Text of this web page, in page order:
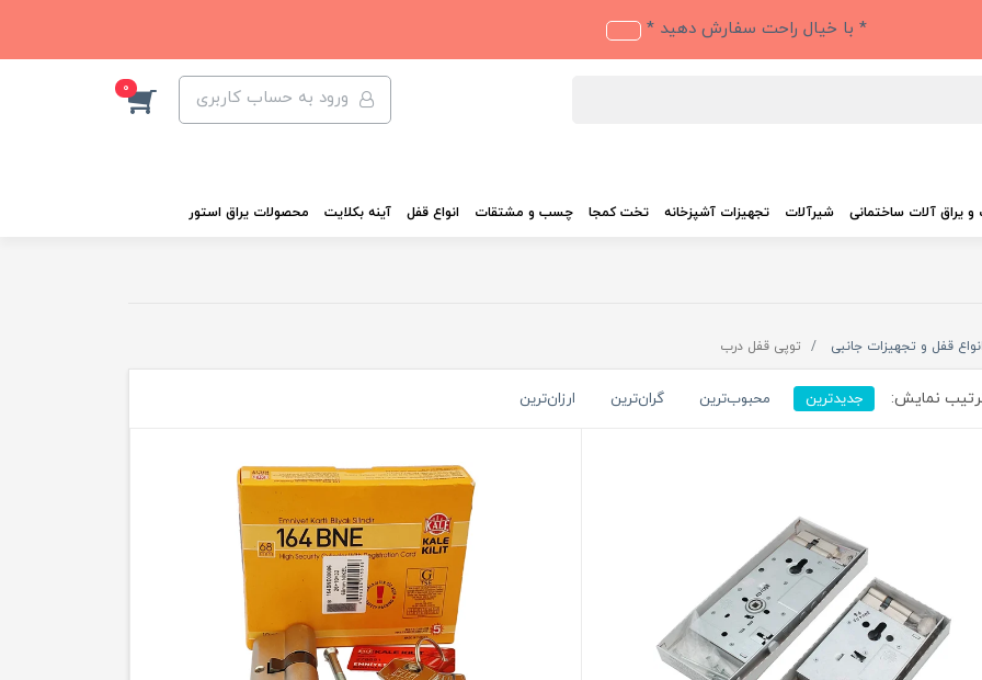
* با خیال راحت سفارش دهید *
ورود به حساب کاربری 0
و یراق آلات ساختمانی شیرآلات تجهیزات آشپزخانه تخت کمجا چسب و مشتقات انواع قفل آینه بکلایت محصولات یراق استور
قفل و تجهیزات جانبی توپی قفل درب
نمایش: جدیدترین محبوب‌ترین گران‌ترین ارزان‌ترین